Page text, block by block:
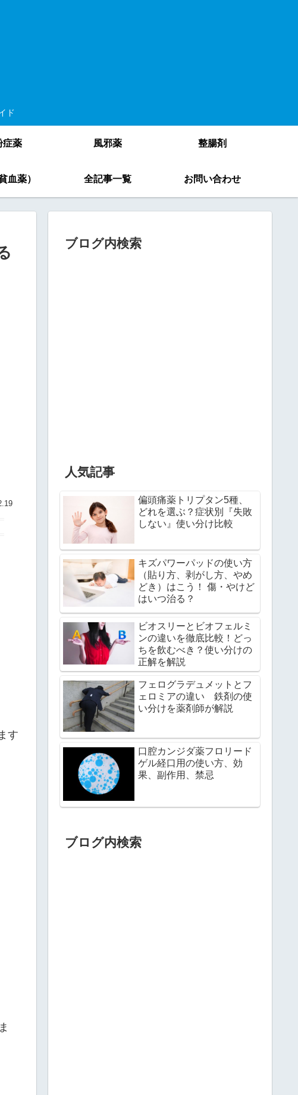
ド
症薬 風邪薬 整腸剤
血薬） 全記事一覧 お問い合わせ
す
ブログ内検索
人気記事
偏頭痛薬トリプタン5種、
どれを選ぶ？症状別『失敗
しない』使い分け比較
キズパワーパッドの使い方
（貼り方、剥がし方、やめ
どき）はこう！ 傷・やけど
はいつ治る？
ビオスリーとビオフェルミ
ンの違いを徹底比較！どっ
ちを飲むべき？使い分けの
正解を解説
フェログラデュメットとフ
ェロミアの違い 鉄剤の使
い分けを薬剤師が解説
口腔カンジダ薬フロリード
ゲル経口用の使い方、効
果、副作用、禁忌
ブログ内検索